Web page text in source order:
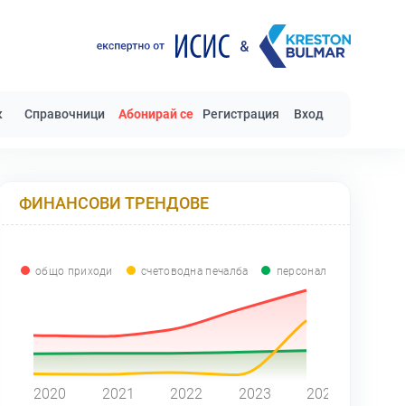
Справочници Абонирай се Регистрация Вход
ФИНАНСОВИ ТРЕНДОВЕ
общо приходи счетоводна печалба персонал
2020 2021 2022 2023 2024